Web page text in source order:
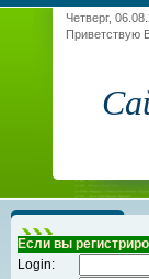
Четверг,
Приветствую
Если вы
Login: